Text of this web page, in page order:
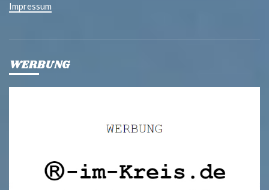
Impressum
WERBUNG